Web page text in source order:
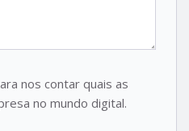
nos contar quais as
no mundo digital.